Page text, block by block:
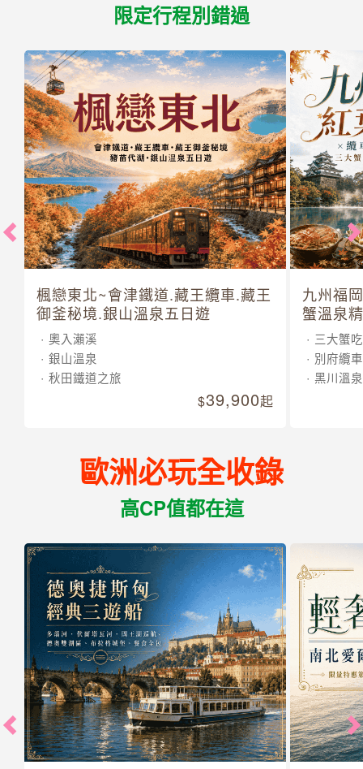
限定行程別錯過
楓戀東北~會津鐵道.藏王纜車.藏王
御釜秘境.銀山溫泉五日遊
奧入瀨溪
銀山溫泉
秋田鐵道之旅
39,900起
九州福
蟹溫泉
三大蟹
別府纜車
黑川溫泉
歐洲必玩全收錄
高CP值都在這